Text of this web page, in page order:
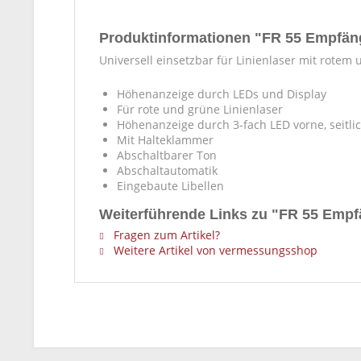
Produktinformationen "FR 55
Universell einsetzbar für Linienlaser mit rotem
Höhenanzeige durch LEDs und Display
Für rote und grüne Linienlaser
Höhenanzeige durch 3-fach LED vorne,
Mit Halteklammer
Abschaltbarer Ton
Abschaltautomatik
Eingebaute Libellen
Weiterführende Links zu "FR 55
Fragen zum Artikel?
Weitere Artikel von vermessungsshop